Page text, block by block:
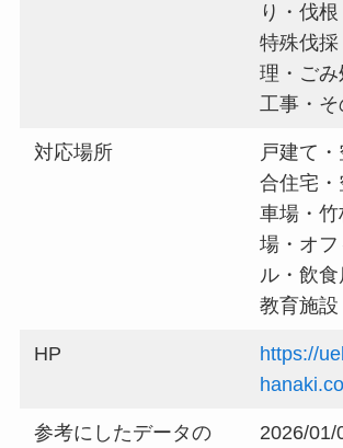
り・伐
特殊伐
理・ご
工事・
対応場所
戸建て
合住宅
車場・
場・オ
ル・飲食
教育施
HP
https://
参考にしたデータの
2026/01/